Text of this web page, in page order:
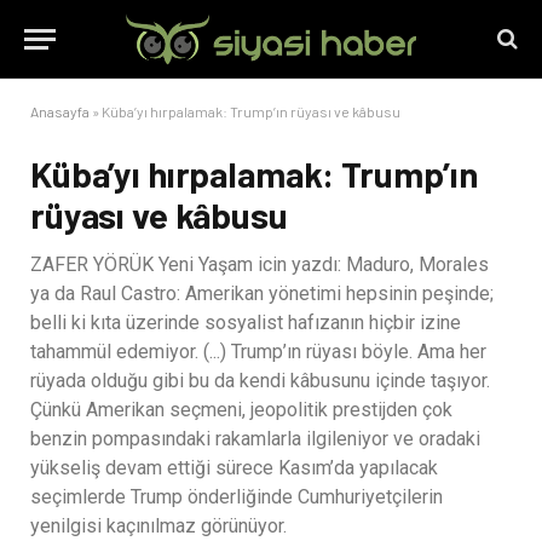
Anasayfa » Küba’yı hırpalamak: Trump’ın rüyası ve kâbusu
Küba’yı hırpalamak: Trump’ın
rüyası ve kâbusu
ZAFER YÖRÜK Yeni Yaşam icin yazdı: Maduro, Morales
ya da Raul Castro: Amerikan yönetimi hepsinin peşinde;
belli ki kıta üzerinde sosyalist hafızanın hiçbir izine
tahammül edemiyor. (...) Trump’ın rüyası böyle. Ama her
rüyada olduğu gibi bu da kendi kâbusunu içinde taşıyor.
Çünkü Amerikan seçmeni, jeopolitik prestijden çok
benzin pompasındaki rakamlarla ilgileniyor ve oradaki
yükseliş devam ettiği sürece Kasım’da yapılacak
seçimlerde Trump önderliğinde Cumhuriyetçilerin
yenilgisi kaçınılmaz görünüyor.